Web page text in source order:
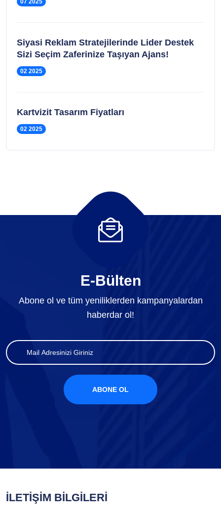
07 2025
Siyasi Reklam Stratejilerinde Lider Destek
Sizi Seçim Zaferinize Taşıyan Ajans!
02 2025
Kartvizit Tasarım Fiyatları
02 2025
E-Bülten
Abone ol ve tüm yeniliklerden kampanyalardan
haberdar ol!
ABONE OL
İLETIŞIM BILGILERI